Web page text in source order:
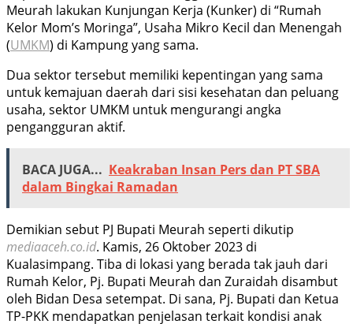
Meurah lakukan Kunjungan Kerja (Kunker) di “Rumah
Kelor Mom’s Moringa”, Usaha Mikro Kecil dan Menengah
(UMKM) di Kampung yang sama.
Dua sektor tersebut memiliki kepentingan yang sama
untuk kemajuan daerah dari sisi kesehatan dan peluang
usaha, sektor UMKM untuk mengurangi angka
pengangguran aktif.
BACA JUGA... Keakraban Insan Pers dan PT SBA
dalam Bingkai Ramadan
Demikian sebut PJ Bupati Meurah seperti dikutip
mediaaceh.co.id. Kamis, 26 Oktober 2023 di
Kualasimpang. Tiba di lokasi yang berada tak jauh dari
Rumah Kelor, Pj. Bupati Meurah dan Zuraidah disambut
oleh Bidan Desa setempat. Di sana, Pj. Bupati dan Ketua
TP-PKK mendapatkan penjelasan terkait kondisi anak